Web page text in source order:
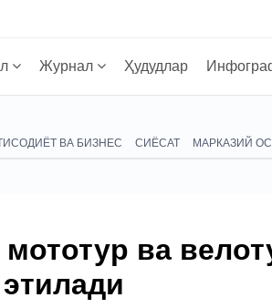
Журнал Ҳудудлар
ВА БИЗНЕС СИЁСАТ МАРКАЗИЙ
ва